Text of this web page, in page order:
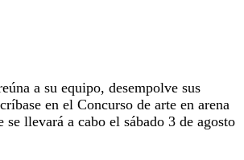
a su equipo, desempolve sus
en el Concurso de arte en arena
se llevará a cabo el sábado 3 de agosto